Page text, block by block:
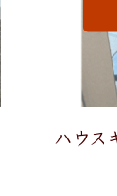
ハウス